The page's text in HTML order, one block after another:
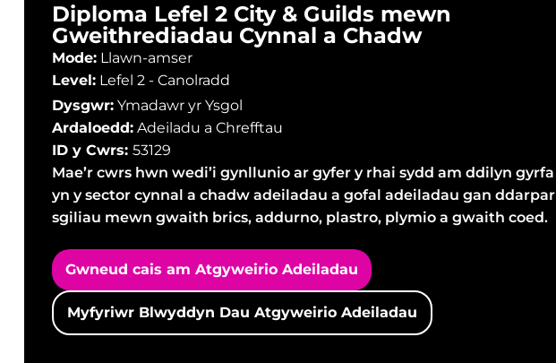
Diploma Lefel 2 City & Guilds mewn
Gweithrediadau Cynnal a Chadw
Mode: Llawn-amser
Level: Lefel 2 - Canolradd
Dysgwr: Ymadawr yr Ysgol
Ardaloedd: Adeiladu a Chrefftau
ID y Cwrs: 53129
Mae’r cwrs hwn wedi’i gynllunio ar gyfer y rhai sydd am ddilyn gyrfa
yn y sector cynnal a chadw adeiladau a gofal adeiladau gan
sgiliau mewn gwaith brics, addurno, plastro, plymio a gwaith coed.
Gwneud cais am Atgyweirio Adeiladau
Myfyriwr Blwyddyn Dau Atgyweirio Adeiladau